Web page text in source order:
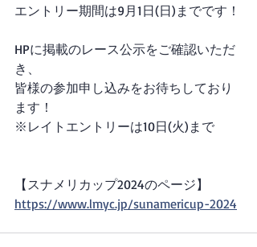
エントリー期間は9月1日(日)までです！
HPに掲載のレース公示をご確認いただ
き、
皆様の参加申し込みをお待ちしており
ます！
※レイトエントリーは10日(火)まで
【スナメリカップ2024のページ】
https://www.lmyc.jp/sunamericup-2024